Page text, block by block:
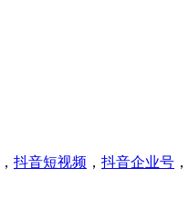
， 抖音短视频 ， 抖音企业号 ，